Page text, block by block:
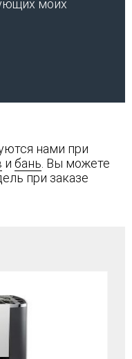
моих
нами при
и бань . Вы можете
при заказе